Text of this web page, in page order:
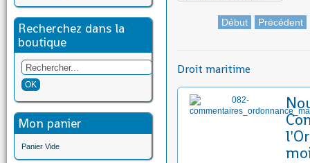
Recherchez dans la
boutique
Mon panier
Panier Vide
Début Précédent
Droit maritime